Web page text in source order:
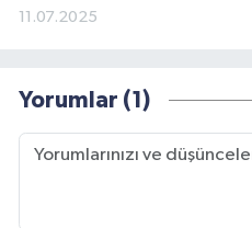
11.07.2025
Yorumlar (1)